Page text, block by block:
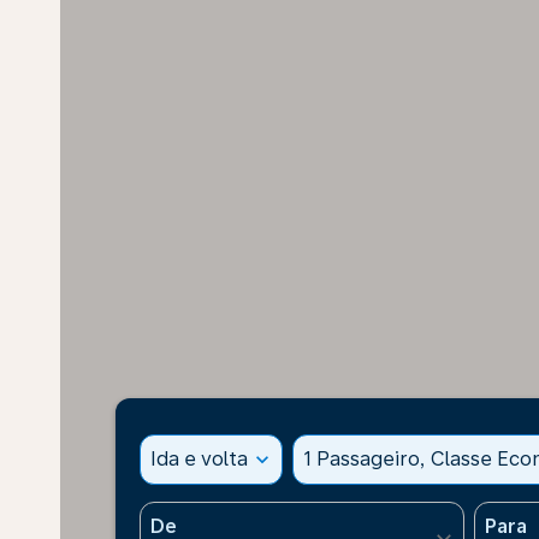
Ida e volta expand_more 1 Passageiro, Classe
De Para